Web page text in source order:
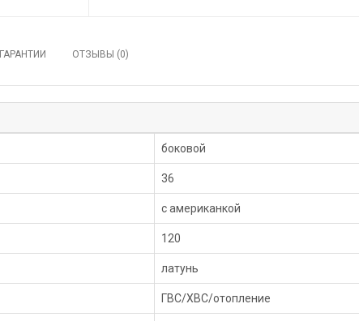
ГАРАНТИИ ОТЗЫВЫ (0)
боковой
36
с американкой
120
латунь
ГВС/ХВС/отопление